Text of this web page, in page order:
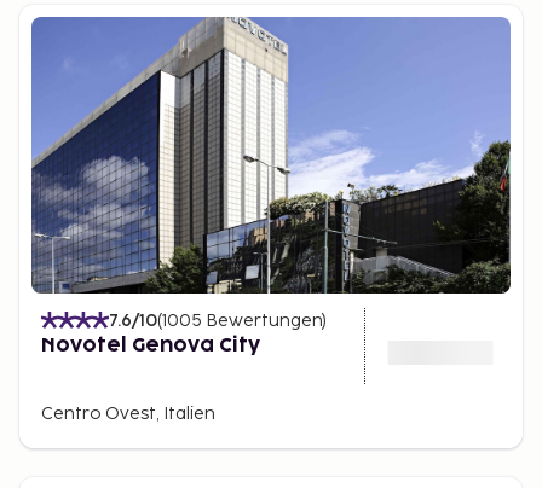
7.6/10(1005 Bewertungen)
Novotel Genova City
Centro Ovest, Italien